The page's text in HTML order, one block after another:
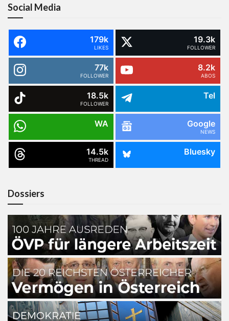
Social Media
179k
LIKES
19.3k
FOLLOWER
77k
FOLLOWER
8.2k
ABOS
18.5k
FOLLOWER
Tel
WA Google
NEWS
14.5k
THREAD
Bluesky
Dossiers